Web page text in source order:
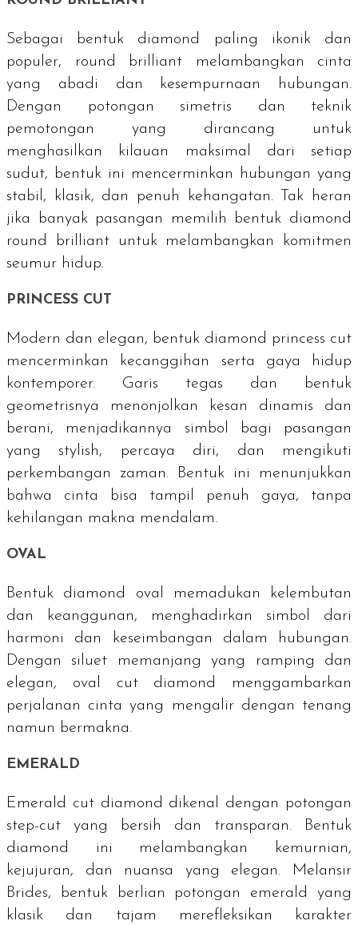
Sebagai bentuk diamond
paling ikonik dan
populer,
round brilliant melambangkan cinta
yang abadi dan kesempurnaan hubungan.
Dengan potongan simetris dan teknik
pemotongan yang dirancang untuk
menghasilkan kilauan maksimal dari setiap
sudut, bentuk ini mencerminkan hubungan yang
stabil, klasik, dan penuh kehangatan. Tak heran
jika banyak pasangan memilih bentuk diamond
round brilliant untuk melambangkan komitmen
seumur hidup.
PRINCESS CUT
Modern dan elegan, bentuk diamond princess cut
mencerminkan kecanggihan serta gaya hidup
kontemporer. Garis tegas dan bentuk
geometrisnya menonjolkan kesan dinamis dan
berani, menjadikannya simbol bagi pasangan
yang stylish, percaya diri, dan mengikuti
perkembangan zaman. Bentuk ini menunjukkan
bahwa cinta bisa tampil penuh gaya, tanpa
kehilangan makna mendalam.
OVAL
Bentuk diamond oval memadukan kelembutan
dan keanggunan, menghadirkan simbol dari
harmoni dan keseimbangan dalam hubungan.
Dengan siluet memanjang yang ramping dan
elegan, oval cut diamond
menggambarkan
perjalanan cinta yang mengalir dengan tenang
namun bermakna.
EMERALD
Emerald cut diamond dikenal dengan potongan
step-cut yang bersih dan transparan. Bentuk
diamond ini melambangkan kemurnian,
kejujuran, dan nuansa yang elegan. Melansir
Brides, bentuk berlian potongan emeraldyang
klasik dan tajam merefleksikan karakter